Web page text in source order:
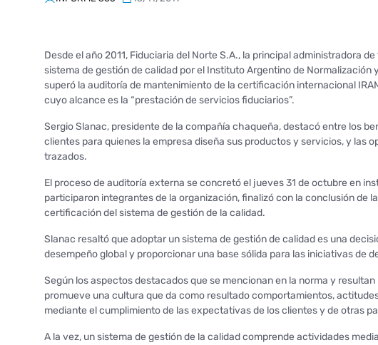
Desde el año 2011, Fiduciaria del Norte S.A., la principal administradora
sistema de gestión de calidad por el Instituto Argentino de
superó la auditoría de mantenimiento de la certificación internacional
cuyo alcance es la “prestación de servicios fiduciarios”.
Sergio Slanac, presidente de la compañía chaqueña, destacó entre los
clientes para quienes la empresa diseña sus productos y servicios, y las
trazados.
El proceso de auditoría externa se concretó el jueves 31 de octubre en
participaron integrantes de la organización, finalizó con la conclusión de
certificación del sistema de gestión de la calidad.
Slanac resaltó que adoptar un sistema de gestión de calidad es una
desempeño global y proporcionar una base sólida para las iniciativas de
Según los aspectos destacados que se mencionan en la norma y
promueve una cultura que da como resultado comportamientos,
mediante el cumplimiento de las expectativas de los clientes y de otras
A la vez, un sistema de gestión de la calidad comprende actividades